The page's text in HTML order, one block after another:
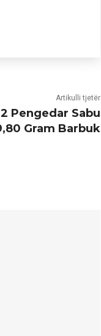
Artikulli tjetër
Pengedar Sabu
Gram Barbuk